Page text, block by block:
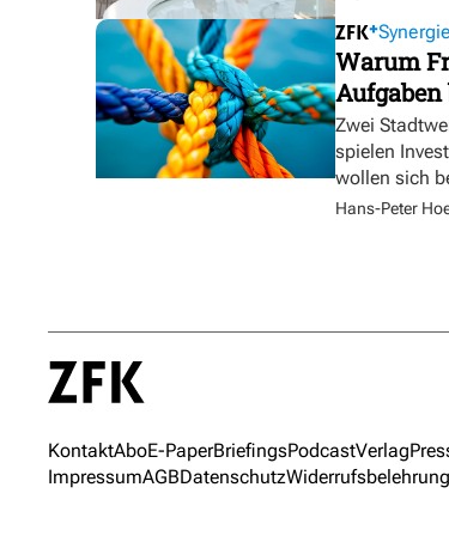
Warum
Zwei
spielen
wollen sich
Hans-Peter
KontaktAboE-PaperBriefingsPodcastVerlag
ImpressumAGBDatenschutzWiderrufsbelehrung